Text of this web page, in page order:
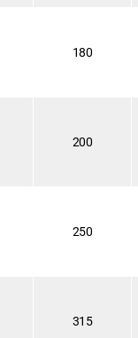
180
200
250
315